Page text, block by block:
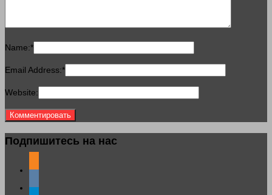
Name:*
Email Address:*
Website:
Подпишитесь на нас